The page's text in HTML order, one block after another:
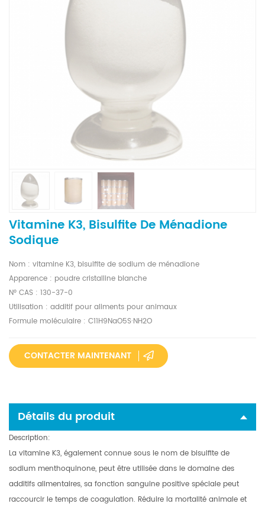
Vitamine K3, Bisulfite De Ménadione
Sodique
Nom : vitamine K3, bisulfite de sodium de ménadione
Apparence : poudre cristalline blanche
N° CAS : 130-37-0
Utilisation : additif pour aliments pour animaux
Formule moléculaire : C11H9NaO5S·NH2O
CONTACTER MAINTENANT
Détails du produit
Description:
La vitamine K3, également connue sous le nom de bisulfite de
sodium menthoquinone, peut être utilisée dans le domaine des
additifs alimentaires, sa fonction sanguine positive spéciale peut
raccourcir le temps de coagulation. Réduire la mortalité animale et